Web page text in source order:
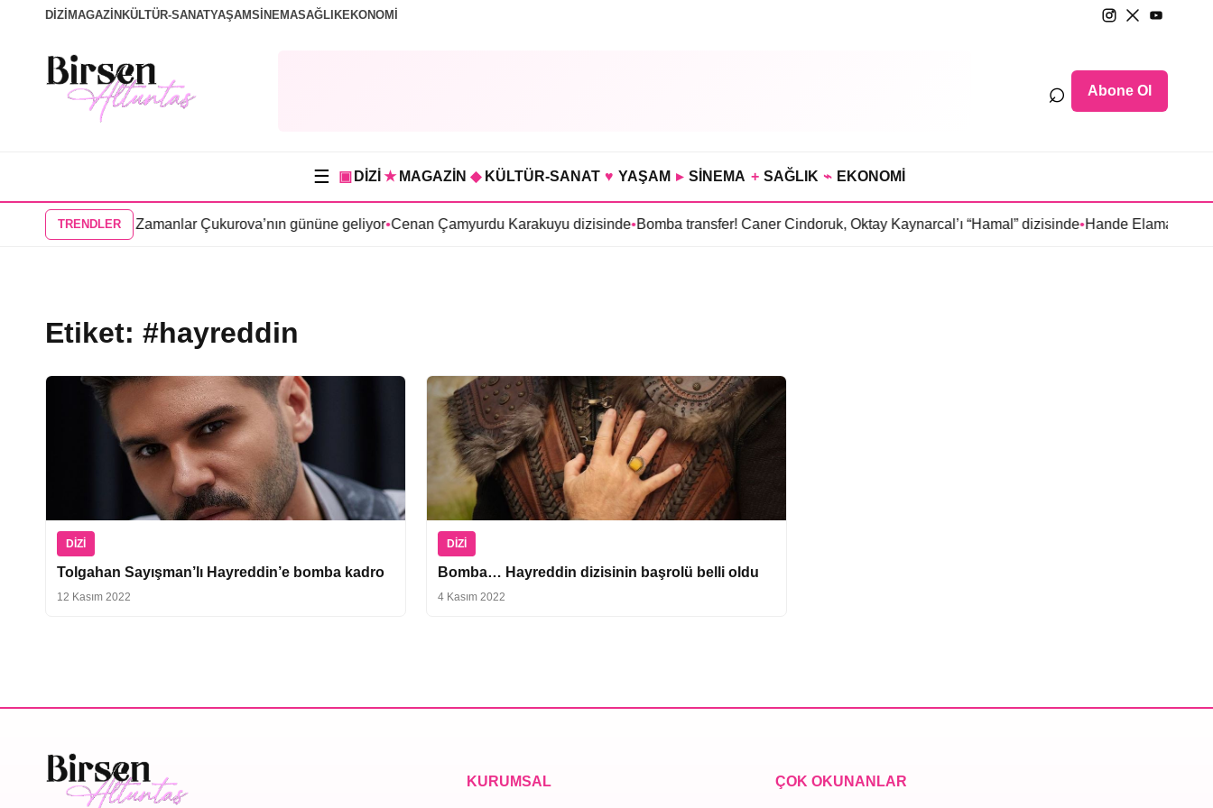
DİZİ MAGAZİN KÜLTÜR-SANATYAŞAMSİNEMASAĞLIKEKONOMİ
⌕ Abone Ol
☰ ▣ DİZİ ★ MAGAZİN ◆ KÜLTÜR-SANAT ♥ YAŞAM ▸ SİNEMA + SAĞLIK ⌁ EKONOMİ
TRENDLER
Yer” dizisi Bir Zamanlar Çukurova’nın gününe geliyor•Cenan Çamyurdu Karakuyu dizisinde•Bomba transfer! Caner Cindoruk, Oktay Kaynarcal’ı “Hamal” dizisinde•Hande Elaman,
Etiket: #hayreddin
DIZI
Tolgahan Sayışman’lı Hayreddin’e bomba kadro
12 Kasım 2022
DIZI
Bomba… Hayreddin dizisinin başrolü belli oldu
4 Kasım 2022
KURUMSAL ÇOK OKUNANLAR